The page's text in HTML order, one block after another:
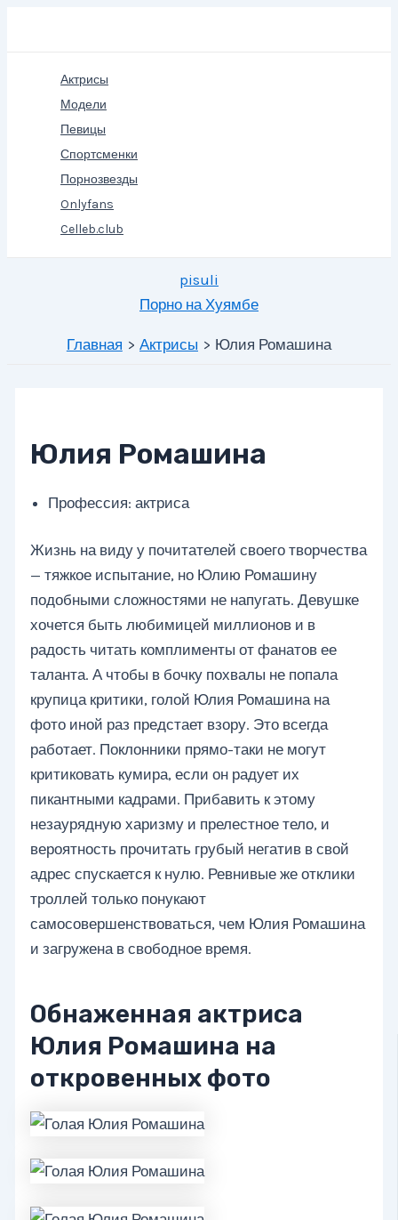
Актрисы
Модели
Певицы
Спортсменки
Порнозвезды
Onlyfans
Celleb.club
pisuli
Порно на Хуямбе
Главная Актрисы Юлия Ромашина
Юлия Ромашина
Профессия: актриса
Жизнь на виду у почитателей своего творчества
— тяжкое испытание, но Юлию Ромашину
подобными сложностями не напугать. Девушке
хочется быть любимицей миллионов и в
радость читать комплименты от фанатов ее
таланта. А чтобы в бочку похвалы не попала
крупица критики, голой Юлия Ромашина на
фото иной раз предстает взору. Это всегда
работает. Поклонники прямо-таки не могут
критиковать кумира, если он радует их
пикантными кадрами. Прибавить к этому
незаурядную харизму и прелестное тело, и
вероятность прочитать грубый негатив в свой
адрес спускается к нулю. Ревнивые же отклики
троллей только понукают
самосовершенствоваться, чем Юлия Ромашина
и загружена в свободное время.
Обнаженная актриса
Юлия Ромашина на
откровенных фото